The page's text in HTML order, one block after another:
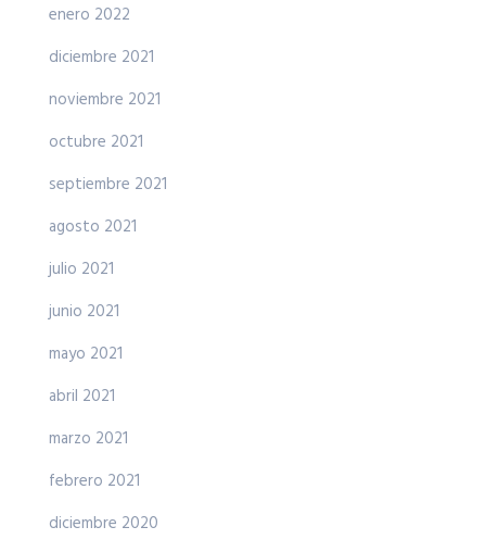
enero 2022
diciembre 2021
noviembre 2021
octubre 2021
septiembre 2021
agosto 2021
julio 2021
junio 2021
mayo 2021
abril 2021
marzo 2021
febrero 2021
diciembre 2020